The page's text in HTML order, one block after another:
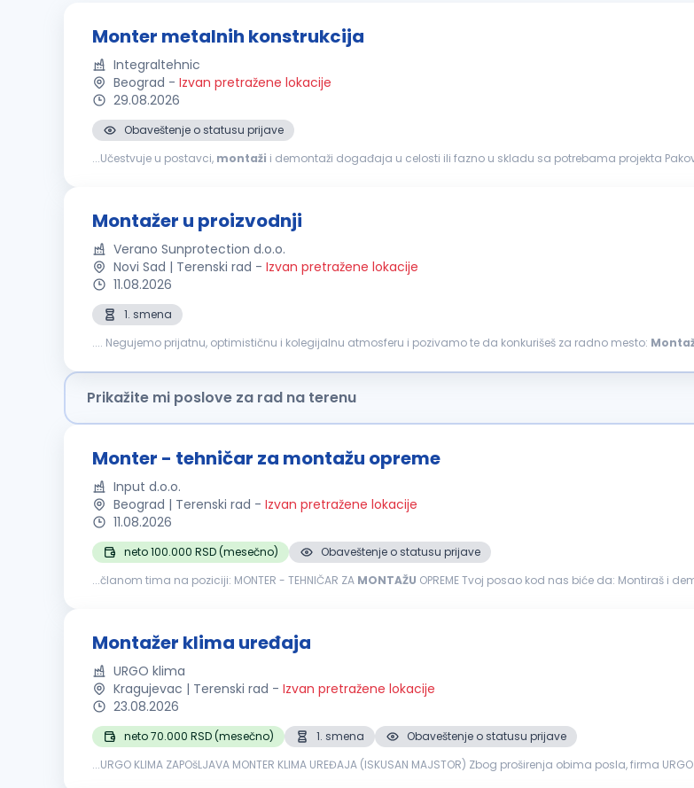
Monter metalnih konstrukcija
Integraltehnic
Beograd - Izvan pretražene lokacije
29.08.2026
Obaveštenje o statusu prijave
...Učestvuje u postavci, montaži i demontaži događaja u celosti ili fazno u skladu sa potrebama projekta
Montažer u proizvodnji
Verano Sunprotection d.o.o.
Novi Sad | Terenski rad - Izvan pretražene lokacije
11.08.2026
1. smena
.... Negujemo prijatnu, optimističnu i kolegijalnu atmosferu i pozivamo te da konkurišeš za radno mesto:
Prikažite mi poslove za rad na terenu
Monter - tehničar za montažu opreme
Input d.o.o.
Beograd | Terenski rad - Izvan pretražene lokacije
11.08.2026
neto 100.000 RSD (mesečno)
Obaveštenje o statusu prijave
...članom tima na poziciji: MONTER - TEHNIČAR ZA MONTAŽU OPREME Tvoj posao kod nas biće da: Montiraš i demontiraš opremu za maloprodajne i magacinske prostore (polične sisteme,
Montažer klima uređaja
URGO klima
Kragujevac | Terenski rad - Izvan pretražene lokacije
23.08.2026
neto 70.000 RSD (mesečno) 1. smena
Obaveštenje o statusu prijave
...URGO KLIMA ZAPOšLJAVA MONTER KLIMA UREĐAJA (ISKUSAN MAJSTOR) Zbog proširenja obima posla,